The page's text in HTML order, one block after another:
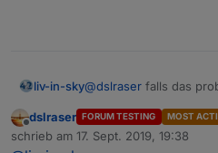
liv-in-sky@dslraser falls das
setzte problemWLAN
ertmal auf 2 lassen -
Offline
dslraser FORUM TESTING MOST
schrieb am 17. Sept. 2019, 19:38
zuletzt editiert von